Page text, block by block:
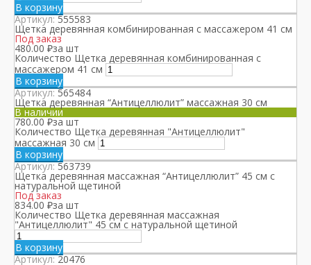
В корзину
Артикул:555583
Щетка деревянная комбинированная с массажером 41 см
Под заказ
480.00 ₽за шт
Количество Щетка деревянная комбинированная с
массажером 41 см
В корзину
Артикул:565484
Щетка деревянная “Антицеллюлит” массажная 30 см
В наличии
780.00₽за шт
Количество Щетка деревянная "Антицеллюлит"
массажная 30 см
В корзину
Артикул:563739
Щетка деревянная массажная “Антицеллюлит” 45 см с
натуральной щетиной
Под заказ
834.00 ₽за шт
Количество Щетка деревянная массажная
"Антицеллюлит" 45 см с натуральной щетиной
В корзину
Артикул:20476